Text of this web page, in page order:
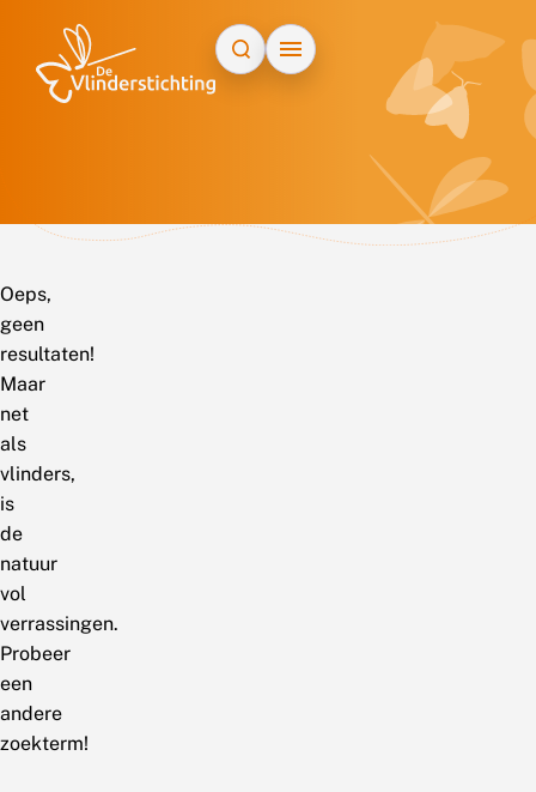
Oeps,
geen
resultaten!
Maar
net
als
vlinders,
is
de
natuur
vol
verrassingen.
Probeer
een
andere
zoekterm!